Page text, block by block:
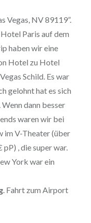
Vegas, NV 89119”.
Paris auf dem
haben wir eine
Hotel zu Hotel
Schild. Es war
gelohnt hat es sich
dann besser
waren wir bei
im V-Theater (über
, die super war.
York war ein
. Fahrt zum Airport